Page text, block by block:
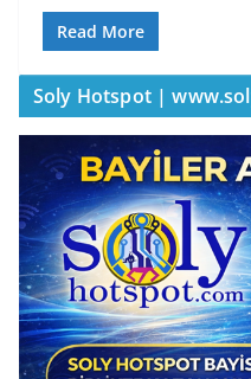
Read More
Soly Hotspot |